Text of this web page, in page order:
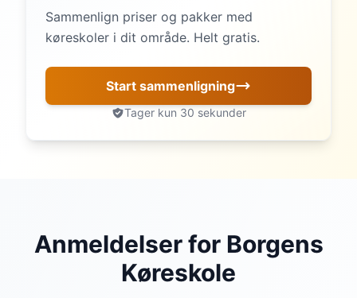
Sammenlign priser og pakker med
køreskoler i dit område. Helt gratis.
Start sammenligning
Tager kun 30 sekunder
Anmeldelser for Borgens
Køreskole